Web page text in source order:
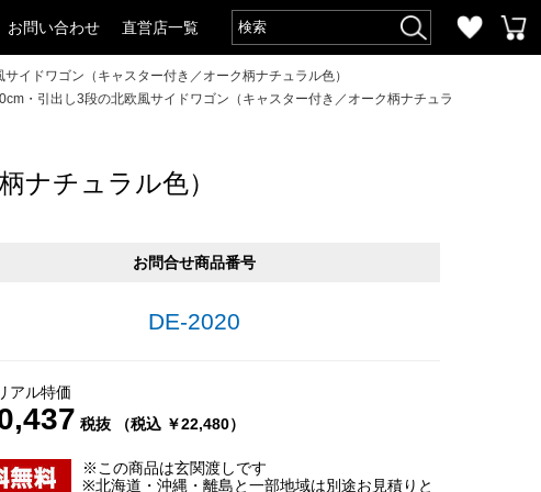
お問い合わせ 直営店一覧
イドワゴン（キャスター付き／オーク柄ナチュラル色）
・引出し3段の北欧風サイドワゴン（キャスター付き／オーク柄ナチュラ
ナチュラル色）
お問合せ商品番号
DE-2020
アル特価
税抜 （税込 ￥22,480）
※この商品は玄関渡しです
※北海道・沖縄・離島と一部地域は別途お見積りと